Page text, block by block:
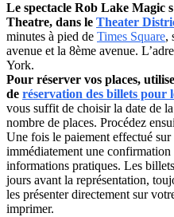
Le spectacle Rob Lake Magic
Theatre, dans le Theater
minutes à pied de Times Square,
avenue et la 8ème avenue.
York.
Pour réserver vos places,
de réservation des billets pour
vous suffit de choisir la date de
nombre de places. Procédez
Une fois le paiement effectué
immédiatement une
informations pratiques. Les
jours avant la représentation,
les présenter directement sur
imprimer.